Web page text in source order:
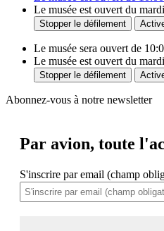
Le musée est ouvert du
Stopper le défilement
Le musée sera ouvert de
Le musée est ouvert du
Stopper le défilement
Abonnez-vous à notre newsletter
Par avion, toute
S'inscrire par email (champ